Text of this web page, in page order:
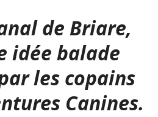
de Briare,
idée balade
les copains
Canines.